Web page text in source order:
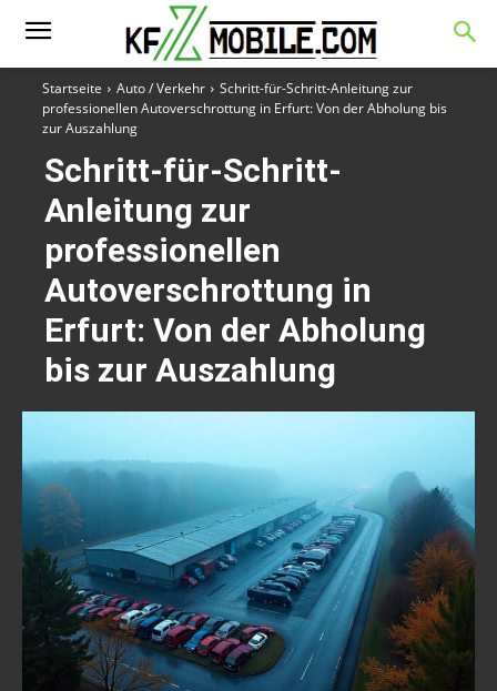
Startseite Auto / Verkehr
Schritt-für-Schritt-Anleitung zur
professionellen Autoverschrottung in Erfurt: Von der Abholung bis
zur Auszahlung
Schritt-für-Schritt-
Anleitung zur
professionellen
Autoverschrottung in
Erfurt: Von der Abholung
bis zur Auszahlung